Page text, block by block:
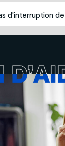
d'interruption